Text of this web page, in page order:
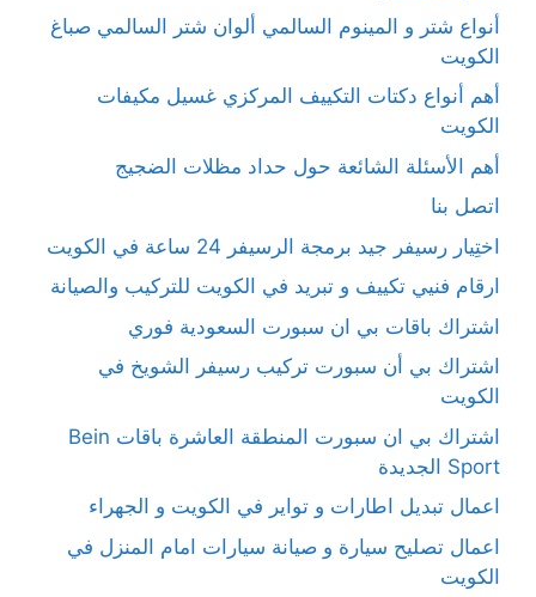
أنواع شتر و المينوم السالمي ألوان شتر السالمي صباغ
الكويت
أهم أنواع دكتات التكييف المركزي غسيل مكيفات
الكويت
أهم الأسئلة الشائعة حول حداد مظلات الضجيج
اتصل بنا
اختِيار رسيفر جيد برمجة الرسيفر 24 ساعة في الكويت
ارقام فنيي تكييف و تبريد في الكويت للتركيب والصيانة
اشتراك باقات بي ان سبورت السعودية فوري
اشتراك بي أن سبورت تركيب رسيفر الشويخ في
الكويت
اشتراك بي ان سبورت المنطقة العاشرة باقات Bein
Sport الجديدة
اعمال تبديل اطارات و تواير في الكويت و الجهراء
اعمال تصليح سيارة و صيانة سيارات امام المنزل في
الكويت